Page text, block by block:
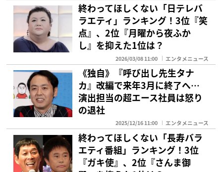
終わってほしくない「日テレバ
ラエティ」ランキング！3位『笑
点』、2位『月曜から夜ふか
し』を抑えた1位は？
2026/03/08 11:00 エンタメニュース
《独自》『呼び出し先生タナ
カ』改編で来年3月に終了へ…
演出担当の超エース社員は怒り
の退社
2025/12/16 11:00 エンタメニュース
終わってほしくない「長寿バラ
エティ番組」ランキング！3位
『ガキ使』、2位『さんま御